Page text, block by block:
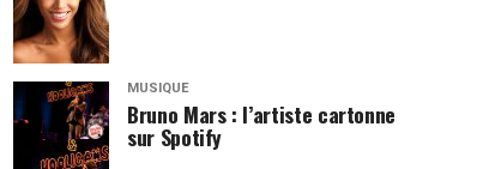
MUSIQUE
Bruno Mars : l’artiste cartonne
sur Spotify